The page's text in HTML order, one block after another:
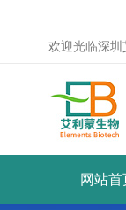
欢迎光临深圳
网站首